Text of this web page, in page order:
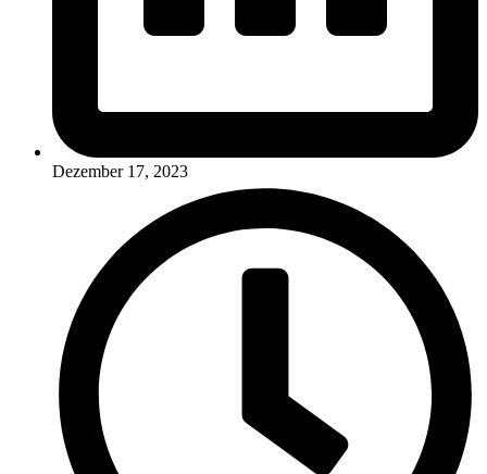
Dezember 17, 2023